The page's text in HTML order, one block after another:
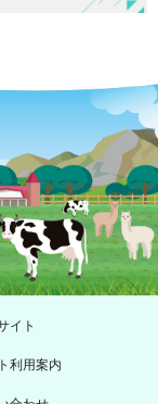
イト
利用案内